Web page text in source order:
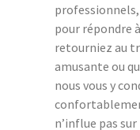
pour répondre
retourniez au
amusante ou
nous vous y
n’influe pas